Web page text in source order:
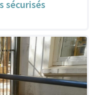
sécurisés